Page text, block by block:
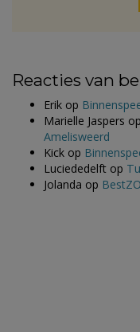
Reacties van
Erik op
Marielle Jaspers op
Amelisweerd
Kick op
Luciededelft op
Jolanda op